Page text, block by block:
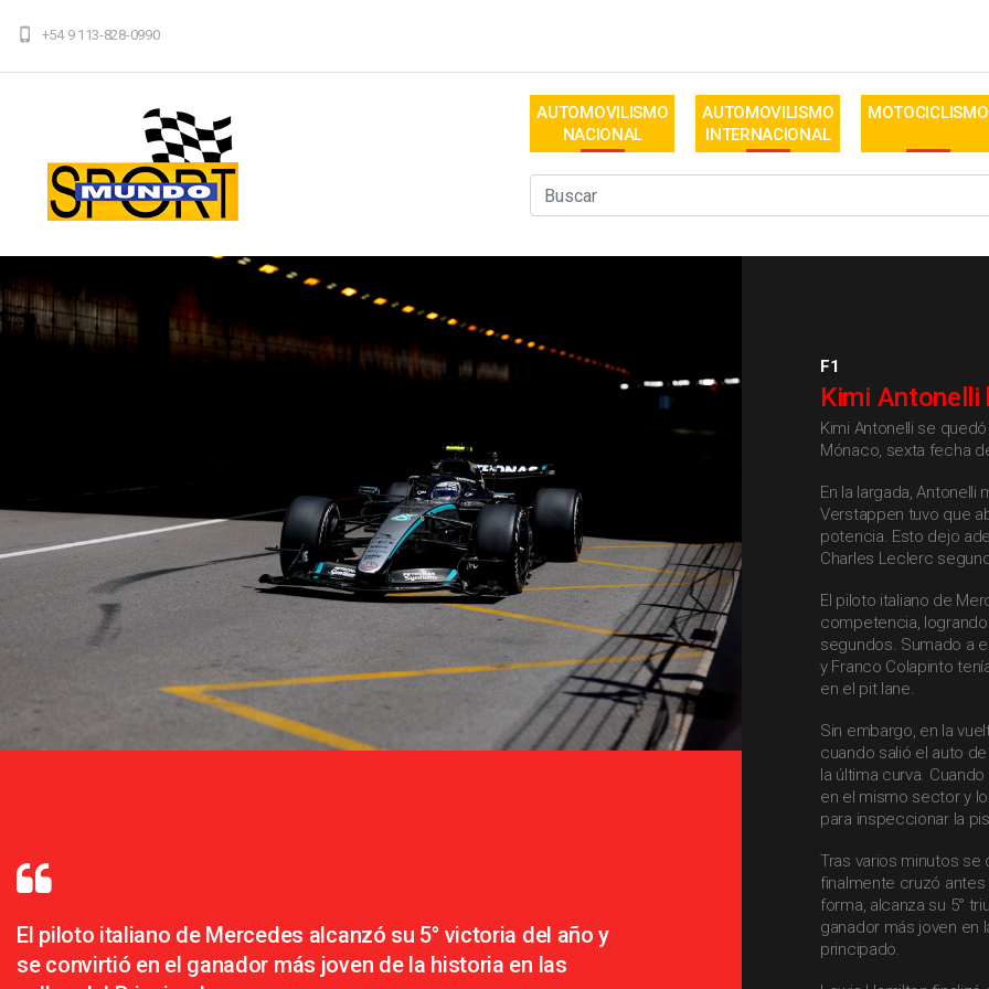
+54 9 113-828-0990
AUTOMOVILISMO
NACIONAL
AUTOMOVILISMO
INTERNACIONAL
MOTOCICLISMO
El piloto italiano de Mercedes alcanzó su 5° victoria del año y
se convirtió en el ganador más joven de la historia en las
F1
Kimi
Kimi Antonelli se
Mónaco, sexta fecha
En la largada,
Verstappen tuvo que
potencia. Esto dejo
Charles Leclerc
El piloto italiano de
competencia,
segundos. Sumado a
y Franco Colapinto
en el pit lane.
Sin embargo, en la
cuando salió el auto
la última curva.
en el mismo sector y
para inspeccionar la
Tras varios minutos se
finalmente cruzó
forma, alcanza su 5°
ganador más joven en
principado.